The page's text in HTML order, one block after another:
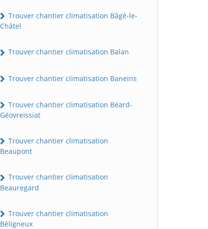
Trouver chantier climatisation Bâgé-le-
Châtel
Trouver chantier climatisation Balan
Trouver chantier climatisation Baneins
Trouver chantier climatisation Béard-
Géovreissiat
Trouver chantier climatisation
Beaupont
Trouver chantier climatisation
Beauregard
Trouver chantier climatisation
Béligneux